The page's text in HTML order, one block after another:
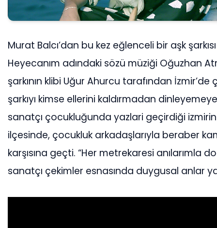
Murat Balcı’dan bu kez eğlenceli bir aşk
Heyecanım adındaki sözü müziği Oğuzhan
şarkının klibi Uğur Ahurcu tarafından İzmir’de
şarkıyı kimse ellerini kaldırmadan
sanatçı çocukluğunda yazlari geçirdiği
ilçesinde, çocukluk arkadaşlarıyla beraber
karşısına geçti. “Her metrekaresi anılarımla
sanatçı çekimler esnasında duygusal anlar